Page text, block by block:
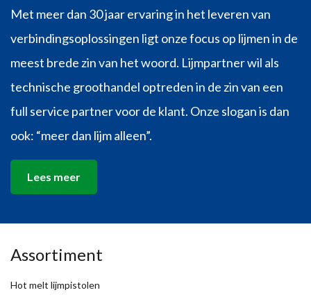
Met meer dan 30 jaar ervaring in het leveren van
verbindingsoplossingen ligt onze focus op lijmen in de
meest brede zin van het woord. Lijmpartner wil als
technische groothandel optreden in de zin van een
full service partner voor de klant. Onze slogan is dan
ook: “meer dan lijm alleen”.
Lees meer
Assortiment
Hot melt lijmpistolen